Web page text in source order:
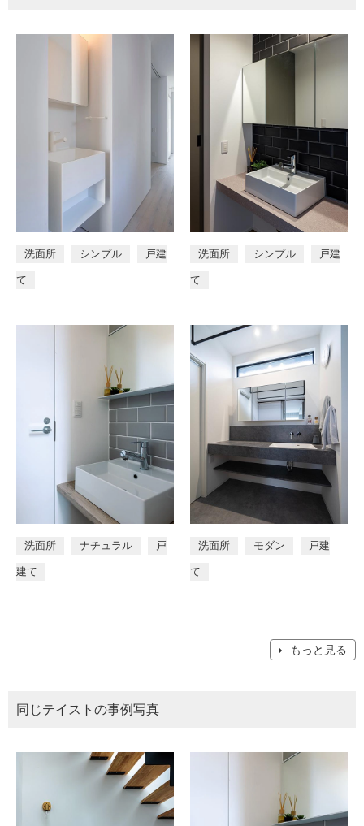
洗面所 シンプル 戸建
て
洗面所 シンプル 戸建
て
洗面所 ナチュラル 戸
建て
洗面所 モダン 戸建
て
もっと見る
同じテイストの事例写真